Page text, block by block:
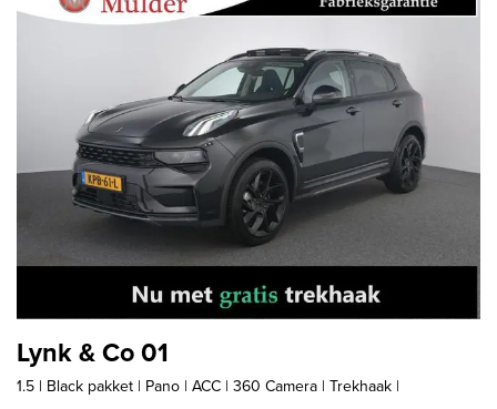
Lynk & Co 01
1.5 | Black pakket | Pano | ACC | 360 Camera | Trekhaak |